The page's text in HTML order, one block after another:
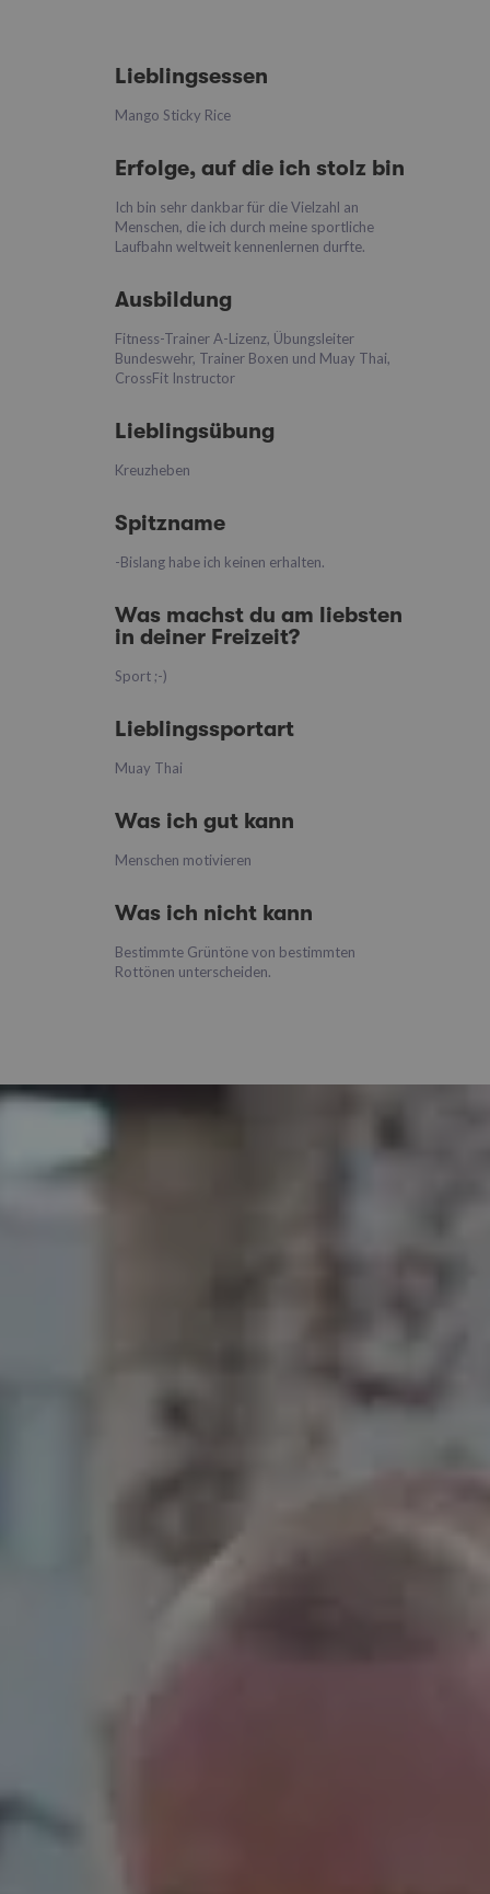
Lieblingsessen
Mango Sticky Rice
Erfolge, auf die ich stolz bin
Ich bin sehr dankbar für die Vielzahl an
Menschen, die ich durch meine sportliche
Laufbahn weltweit kennenlernen durfte.
Ausbildung
Fitness-Trainer A-Lizenz, Übungsleiter
Bundeswehr, Trainer Boxen und Muay Thai,
CrossFit Instructor
Lieblingsübung
Kreuzheben
Spitzname
-Bislang habe ich keinen erhalten.
Was machst du am liebsten
in deiner Freizeit?
Sport ;-)
Lieblingssportart
Muay Thai
Was ich gut kann
Menschen motivieren
Was ich nicht kann
Bestimmte Grüntöne von bestimmten
Rottönen unterscheiden.